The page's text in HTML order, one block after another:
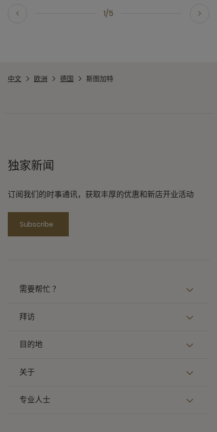
1/5
中文 欧洲 德国 斯图加特
独家新闻
订阅我们的时事通讯，获取丰厚的优惠和新店开业活动
Subscribe
需要帮忙 ？
拜访
目的地
关于
专业人士